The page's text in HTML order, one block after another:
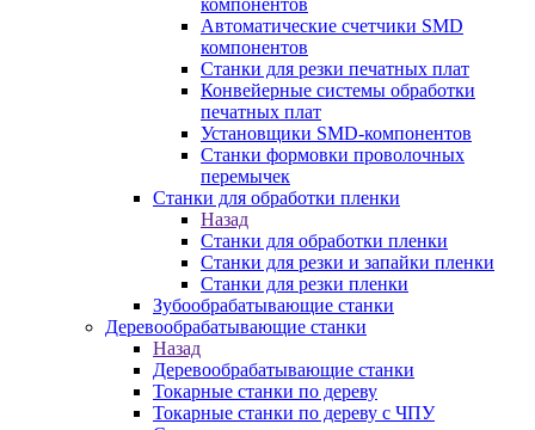
компонентов
Автоматические счетчики SMD
компонентов
Станки для резки печатных плат
Конвейерные системы обработки
печатных плат
Установщики SMD-компонентов
Станки формовки проволочных
перемычек
Станки для обработки пленки
Назад
Станки для обработки пленки
Станки для резки и запайки пленки
Станки для резки пленки
Зубообрабатывающие станки
Деревообрабатывающие станки
Назад
Деревообрабатывающие станки
Токарные станки по дереву
Токарные станки по дереву с ЧПУ